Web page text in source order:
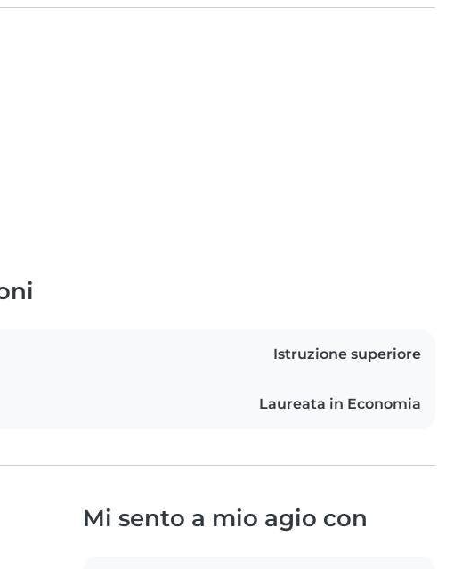
Istruzione superiore
Laureata in Economia
Mi sento a mio agio con